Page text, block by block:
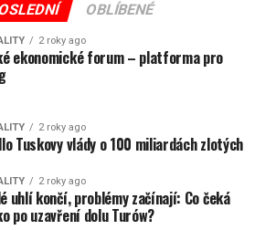
OBLÍBENÉ
2 roky ago
ekonomické forum – platforma pro
2 roky ago
Tuskovy vlády o 100 miliardách zlotých
2 roky ago
uhlí končí, problémy začínají: Co čeká
po uzavření dolu Turów?